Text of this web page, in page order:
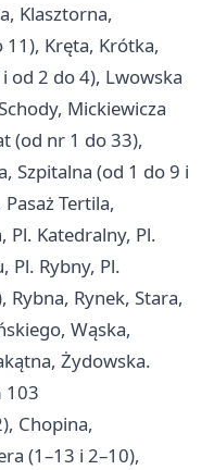
Klasztorna,
Kręta, Krótka,
od 2 do 4), Lwowska
Mickiewicza
(od nr 1 do 33),
Szpitalna (od 1 do 9 i
Tertila,
Pl. Katedralny, Pl.
Pl. Rybny, Pl.
Rynek, Stara,
Wąska,
Żydowska.
103
Chopina,
(1–13 i 2–10),